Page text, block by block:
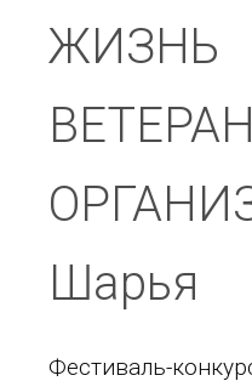
ЖИЗНЬ
Шарья
Фестиваль-